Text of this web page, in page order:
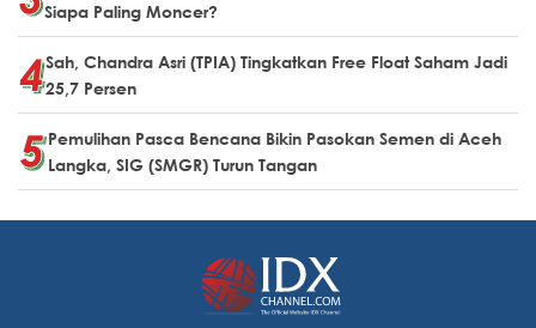
Siapa Paling Moncer?
Sah, Chandra Asri (TPIA) Tingkatkan Free Float Saham Jadi
25,7 Persen
Pemulihan Pasca Bencana Bikin Pasokan Semen di Aceh
Langka, SIG (SMGR) Turun Tangan